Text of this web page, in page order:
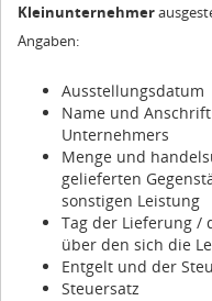
Kleinunternehmer
Angaben:
Ausstellungsdatum
Name und
Unternehmers
Menge und
gelieferten
sonstigen Leistung
Tag der Lieferung /
über den sich die
Entgelt und der
Steuersatz